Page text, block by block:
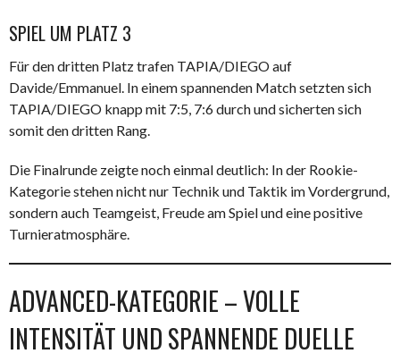
SPIEL UM PLATZ 3
Für den dritten Platz trafen TAPIA/DIEGO auf
Davide/Emmanuel. In einem spannenden Match setzten sich
TAPIA/DIEGO knapp mit 7:5, 7:6 durch und sicherten sich
somit den dritten Rang.
Die Finalrunde zeigte noch einmal deutlich: In der Rookie-
Kategorie stehen nicht nur Technik und Taktik im Vordergrund,
sondern auch Teamgeist, Freude am Spiel und eine positive
Turnieratmosphäre.
ADVANCED-KATEGORIE – VOLLE
INTENSITÄT UND SPANNENDE DUELLE